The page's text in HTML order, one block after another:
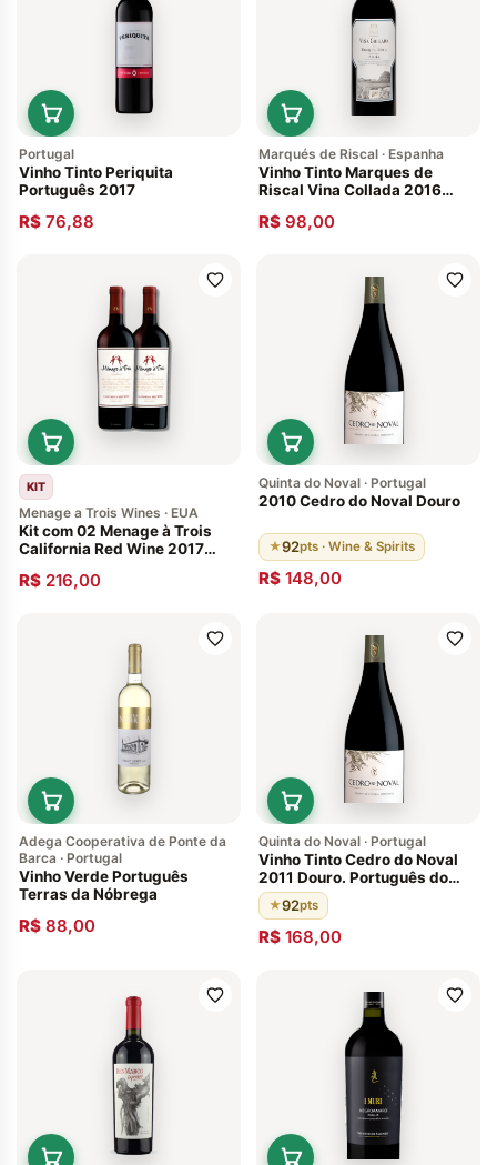
Portugal
Vinho Tinto Periquita
Português 2017
R$ 76,88
Marqués de Riscal · Espanha
Vinho Tinto Marques de
Riscal Vina Collada 2016
R$ 98,00
KIT
Menage a Trois Wines · EUA
Kit com 02 Menage à Trois
California Red Wine 2017
R$ 216,00
Quinta do Noval · Portugal
2010 Cedro do Noval Douro
★92pts · Wine & Spirits
R$ 148,00
Adega Cooperativa de Ponte da
Barca · Portugal
Vinho Verde Português
Terras da Nóbrega
R$ 88,00
Quinta do Noval · Portugal
Vinho Tinto Cedro do Noval
2011 Douro. Português do
Douro. Envelhecido em
barricas de carvalho francês
92 pontos de Wine & Spirits
Magazine
★92pts
R$ 168,00